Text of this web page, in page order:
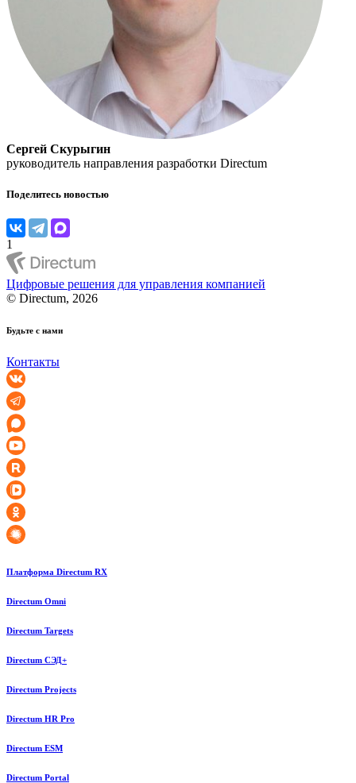
Сергей Скурыгин
руководитель направления разработки Directum
Поделитесь новостью
1
Цифровые решения для управления компанией
© Directum, 2026
Будьте с нами
Контакты
Платформа Directum RX
Directum Omni
Directum Targets
Directum СЭД+
Directum Projects
Directum HR Pro
Directum ESM
Directum Portal